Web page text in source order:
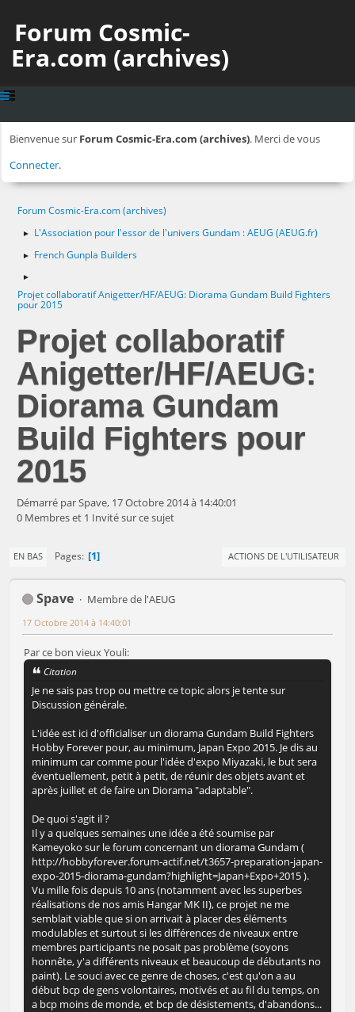
Forum Cosmic-
Era.com (archives)
Bienvenue sur Forum Cosmic-Era.com (archives). Merci de vous
Connecter.
Forum Cosmic-Era.com (archives)
► L'Association pour l'essor de l'univers Gundam : AEUG (AEUG.fr)
► French Gunpla Builders
►
Projet collaboratif Anigetter/HF/AEUG: Diorama Gundam Build Fighters
pour 2015
Projet collaboratif
Anigetter/HF/AEUG:
Diorama Gundam
Build Fighters pour
2015
Démarré par Spave, 17 Octobre 2014 à 14:40:01
0 Membres et 1 Invité sur ce sujet
EN BAS Pages 1 ACTIONS DE L'UTILISATEUR
Spave Membre de l'AEUG
17 Octobre 2014 à 14:40:01
Par ce bon vieux Youli:
Citation
Je ne sais pas trop ou mettre ce topic alors je tente sur
Discussion générale.
L'idée est ici d'officialiser un diorama Gundam Build Fighters
Hobby Forever pour, au minimum, Japan Expo 2015. Je dis au
minimum car comme pour l'idée d'expo Miyazaki, le but sera
éventuellement, petit à petit, de réunir des objets avant et
après juillet et de faire un Diorama "adaptable".
De quoi s'agit il ?
Il y a quelques semaines une idée a été soumise par
Kameyoko sur le forum concernant un diorama Gundam (
http://hobbyforever.forum-actif.net/t3657-preparation-japan-
expo-2015-diorama-gundam?highlight=Japan+Expo+2015 ).
Vu mille fois depuis 10 ans (notamment avec les superbes
réalisations de nos amis Hangar MK II), ce projet ne me
semblait viable que si on arrivait à placer des éléments
modulables et surtout si les différences de niveaux entre
membres participants ne posait pas problème (soyons
honnête, y'a différents niveaux et beaucoup de débutants no
paint). Le souci avec ce genre de choses, c'est qu'on a au
début bcp de gens volontaires, motivés et au fil du temps, on
a bcp moins de monde, et bcp de désistements, d'abandons...